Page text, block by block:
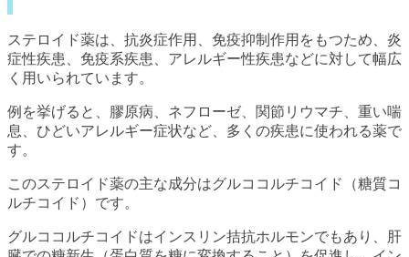
ステロイド薬は、抗炎症作用、免疫抑制作用をもつため、炎
症性疾患、免疫系疾患、アレルギー性疾患などに対して幅広
く用いられています。
例を挙げると、膠原病、ネフローゼ、関節リウマチ、重い喘
息、ひどいアレルギー症状など、多くの疾患に使われる薬で
す。
このステロイド薬の主な成分はグルココルチコイド（糖質コ
ルチコイド）です。
グルココルチコイドはインスリン拮抗ホルモンでもあり、肝